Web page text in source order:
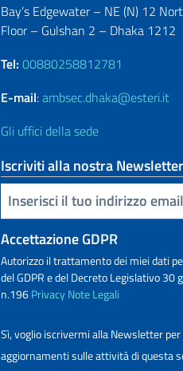
Bay’s Edgewater – NE (N) 12
Floor – Gulshan 2 – Dhaka 1212
Tel: 00880258812781
E-mail:ambsec.dhaka@esteri.it
Gli uffici della sede
Iscriviti alla nostra Newsletter
Inserisci la tua email
Accettazione GDPR
Autorizzo il trattamento dei miei dati
del GDPR e del Decreto Legislativo 30
n.196PrivacyNote Legali
Sì, voglio iscrivermi alla Newsletter
aggiornamenti sulle attività di questa